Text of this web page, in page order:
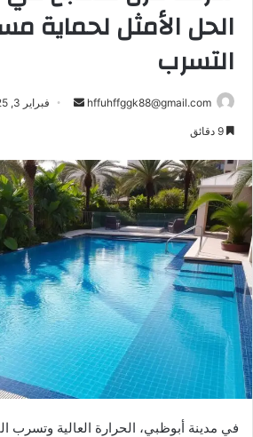
الحل الأمثل لحماية
التسرب
hffuhffggk88@gmail.com
أرسل فبراير 3, 2025
في مدينة أبوظبي، الحرارة العالية وتسرب